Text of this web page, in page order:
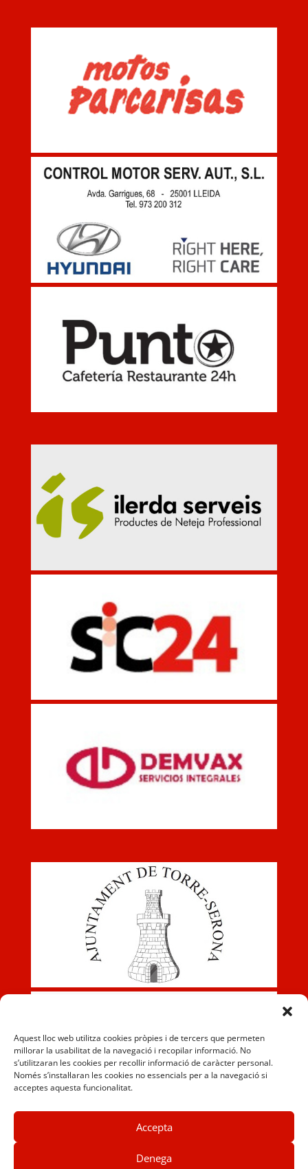
Aquest lloc web utilitza cookies pròpies i de tercers que permeten
millorar la usabilitat de la navegació i recopilar informació. No
s’utilitzaran les cookies per recollir informació de caràcter personal.
Només s’instal·laran les cookies no essencials per a la navegació si
acceptes aquesta funcionalitat.
Accepta
Denega